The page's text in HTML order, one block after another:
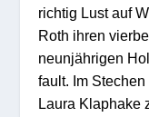
richtig Lust auf
Roth ihren
neunjährigen
fault. Im
Laura Klaphake